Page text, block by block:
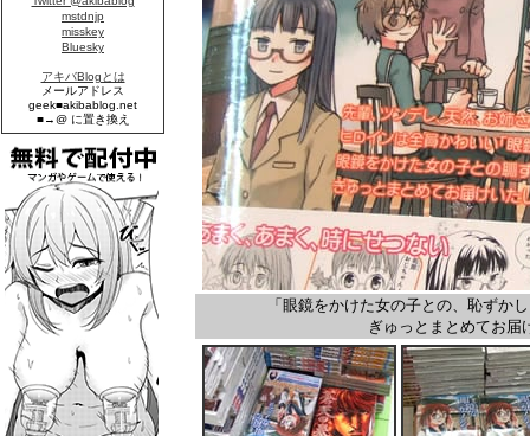
「眼鏡をかけた女の子との、恥ずか
ぎゅっとまとめてお届